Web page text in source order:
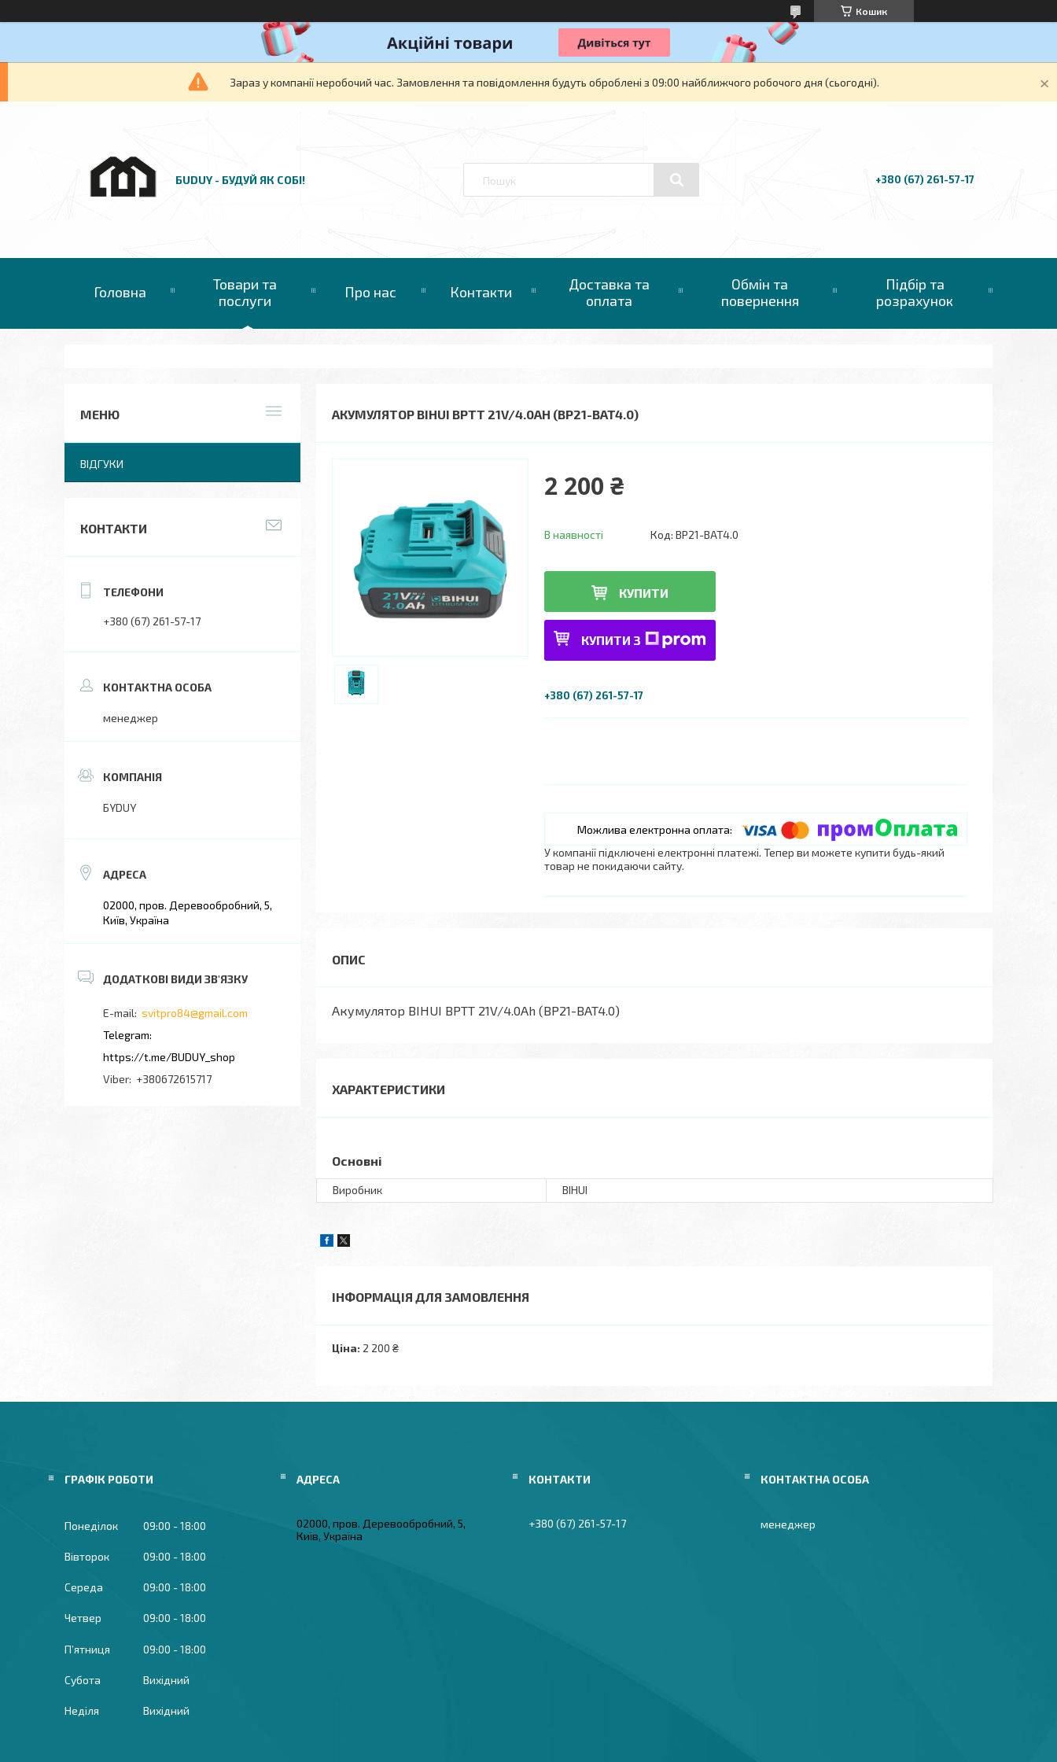
Кошик
Зараз у компанії неробочий час. Замовлення та повідомлення будуть оброблені з 09:00 найближчого робочого дня (сьогодні).
БUDUY - БУДУЙ ЯК СОБІ! +380 (67) 261-57-17
Головна
Товари та
послуги
Про нас Контакти
Доставка та
оплата
Обмін та
повернення
Підбір та
розрахунок
АКУМУЛЯТОР BIHUI BPTT 21V/4.0AH (BP21-BAT4.0)
2 200 ₴
В наявності Код: BP21-BAT4.0
КУПИТИ
КУПИТИ З
+380 (67) 261-57-17
У компанії підключені електронні платежі. Тепер ви можете купити будь-який
товар не покидаючи сайту.
Акумулятор BIHUI BPTT 21V/4.0Ah (BP21-BAT4.0)
ХАРАКТЕРИСТИКИ
Основні
Виробник BIHUI
ІНФОРМАЦІЯ ДЛЯ ЗАМОВЛЕННЯ
Ціна: 2 200 ₴
ВІДГУКИ
КОНТАКТИ
+380 (67) 261-57-17
менеджер
БYDUY
02000, пров. Деревообробний, 5,
Київ, Україна
svitpro84@gmail.com
https://t.me/BUDUY_shop
+380672615717
ГРАФІК РОБОТИ
Понеділок 09:00 18:00
Вівторок 09:00 18:00
Середа 09:00 18:00
Четвер 09:00 18:00
Пʼятниця 09:00 18:00
Субота Вихідний
Неділя Вихідний
02000, пров. Деревообробний, 5,
Київ, Україна
+380 (67) 261-57-17 менеджер